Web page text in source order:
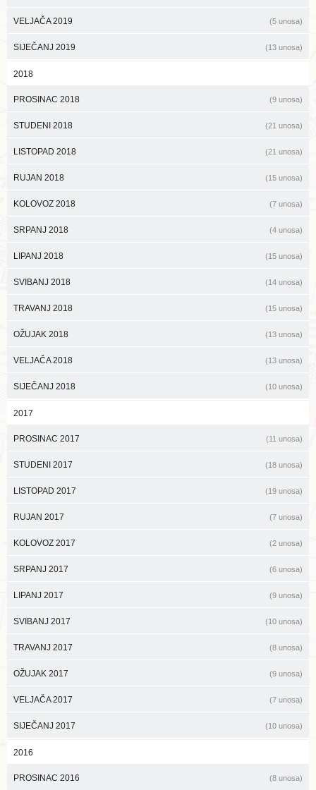
VELJAČA 2019 (5 unosa)
SIJEČANJ 2019 (13 unosa)
2018
PROSINAC 2018 (9 unosa)
STUDENI 2018 (21 unosa)
LISTOPAD 2018 (21 unosa)
RUJAN 2018 (15 unosa)
KOLOVOZ 2018 (7 unosa)
SRPANJ 2018 (4 unosa)
LIPANJ 2018 (15 unosa)
SVIBANJ 2018 (14 unosa)
TRAVANJ 2018 (15 unosa)
OŽUJAK 2018 (13 unosa)
VELJAČA 2018 (13 unosa)
SIJEČANJ 2018 (10 unosa)
2017
PROSINAC 2017 (11 unosa)
STUDENI 2017 (18 unosa)
LISTOPAD 2017 (19 unosa)
RUJAN 2017 (7 unosa)
KOLOVOZ 2017 (2 unosa)
SRPANJ 2017 (6 unosa)
LIPANJ 2017 (9 unosa)
SVIBANJ 2017 (10 unosa)
TRAVANJ 2017 (8 unosa)
OŽUJAK 2017 (9 unosa)
VELJAČA 2017 (7 unosa)
SIJEČANJ 2017 (10 unosa)
2016
PROSINAC 2016 (8 unosa)